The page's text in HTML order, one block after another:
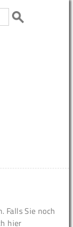
Falls Sie noch
hier